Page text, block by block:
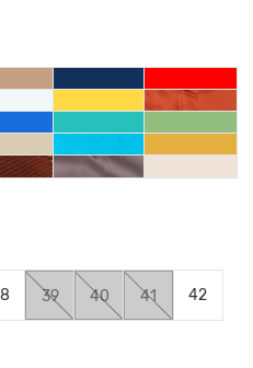
composições. Confira as cores
a manutenção de seus
utilizam nenhum materialde
é algo que
está no
sua fundação.
39 40 41 42